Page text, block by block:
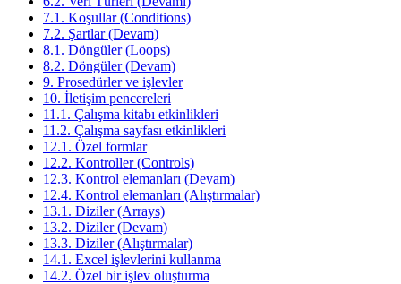
7.1. Koşullar (Conditions)
7.2. Şartlar (Devam)
8.1. Döngüler (Loops)
8.2. Döngüler (Devam)
9. Prosedürler ve işlevler
10. İletişim pencereleri
11.1. Çalışma kitabı etkinlikleri
11.2. Çalışma sayfası etkinlikleri
12.1. Özel formlar
12.2. Kontroller (Controls)
12.3. Kontrol elemanları (Devam)
12.4. Kontrol elemanları (Alıştırmalar)
13.1. Diziler (Arrays)
13.2. Diziler (Devam)
13.3. Diziler (Alıştırmalar)
14.1. Excel işlevlerini kullanma
14.2. Özel bir işlev oluşturma